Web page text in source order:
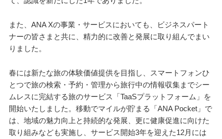
また、ANA Xの事業・サービスにおいても、ビジネスパート
ナーの皆さまと共に、精力的に改善と発展に取り組んでまい
りました。
春には新たな旅の体験価値提供を目指し、スマートフォンひ
とつで旅の検索・予約・管理から旅行中の情報収集までシー
ムレスに完結する旅のサービス「TaaSプラットフォーム」を
開始いたしました。移動でマイルが貯まる「ANA Pocket」で
は、地域の魅力向上と持続的な発展、更に健康促進に向けた
取り組みなども実施し、サービス開始3年を迎えた12月には